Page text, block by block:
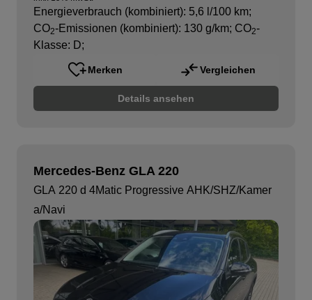
Energieverbrauch (kombiniert): 5,6 l/100 km;
CO2-Emissionen (kombiniert): 130 g/km; CO2-
Klasse: D;
Details ansehen
Merken Vergleichen
Mercedes-Benz GLA 220
GLA 220 d 4Matic Progressive AHK/SHZ/Kamer
a/Navi